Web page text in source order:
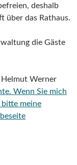
deshalb
über das Rathaus.
die Gäste
Werner
Wenn Sie mich
meine